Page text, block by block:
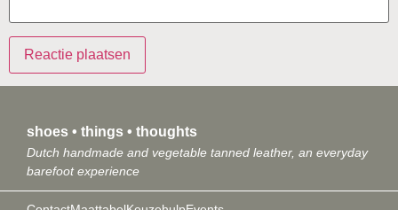
shoes • things • thoughts
Dutch handmade and vegetable tanned leather, an everyday
barefoot experience